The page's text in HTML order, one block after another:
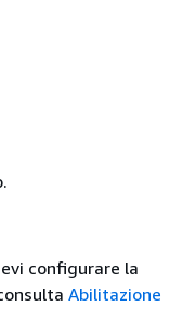
configurare la
Abilitazione